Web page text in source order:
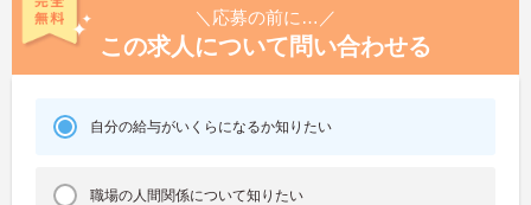
＼応募の前に…／
この求人について問い合わせる
自分の給与がいくらになるか知りたい
職場の人間関係について知りたい